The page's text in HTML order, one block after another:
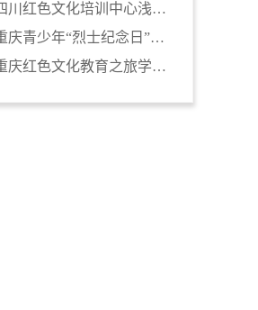
四川红色文化培训中心浅谈民族精神…
重庆青少年“烈士纪念日”缅怀邱少…
重庆红色文化教育之旅学员有感